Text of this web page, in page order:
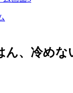
ん、冷め